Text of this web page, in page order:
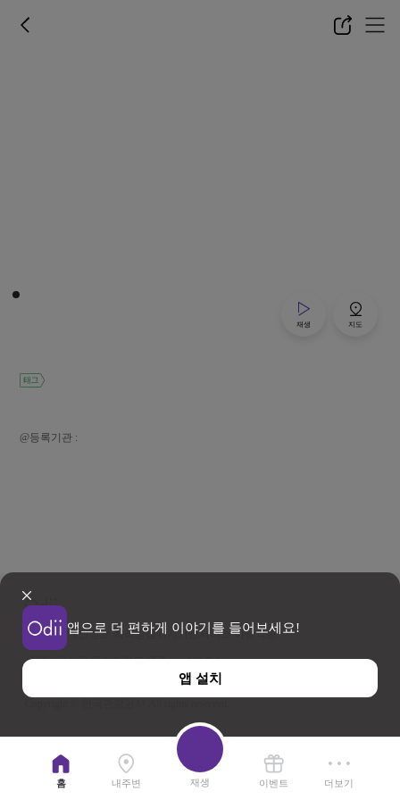
앱으로 더 편하게 이야기를 들어보세요!
앱 설치
재생 지도
태그
@등록기관 :
이용약관 개인정보 처리방침위치기반서비스 이용약관
우)26464 강원특별자치도 원주시 세계로 10
사업자등록번호 202-81-50707 TEL : 033-738-3000
홈 내주변 재생 이벤트 더보기